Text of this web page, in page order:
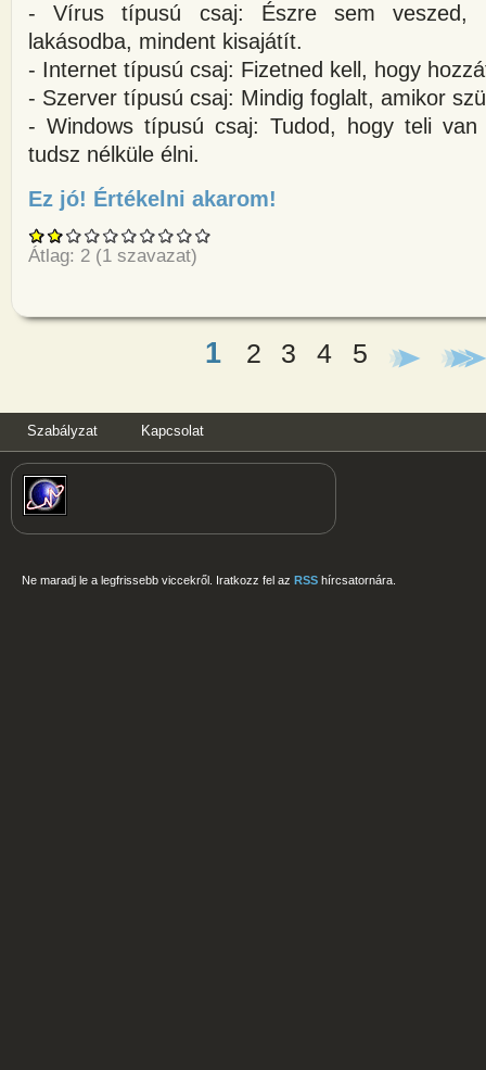
- Vírus típusú csaj: Észre sem veszed,
lakásodba, mindent kisajátít.
- Internet típusú csaj: Fizetned kell, hogy
- Szerver típusú csaj: Mindig foglalt, amikor
- Windows típusú csaj: Tudod, hogy teli van
tudsz nélküle élni.
Ez jó! Értékelni akarom!
Átlag: 2 (1 szavazat)
1 2 3 4 5
Szabályzat Kapcsolat
Ne maradj le a legfrissebb viccekről. Iratkozz fel az RSS hírcsatornára.